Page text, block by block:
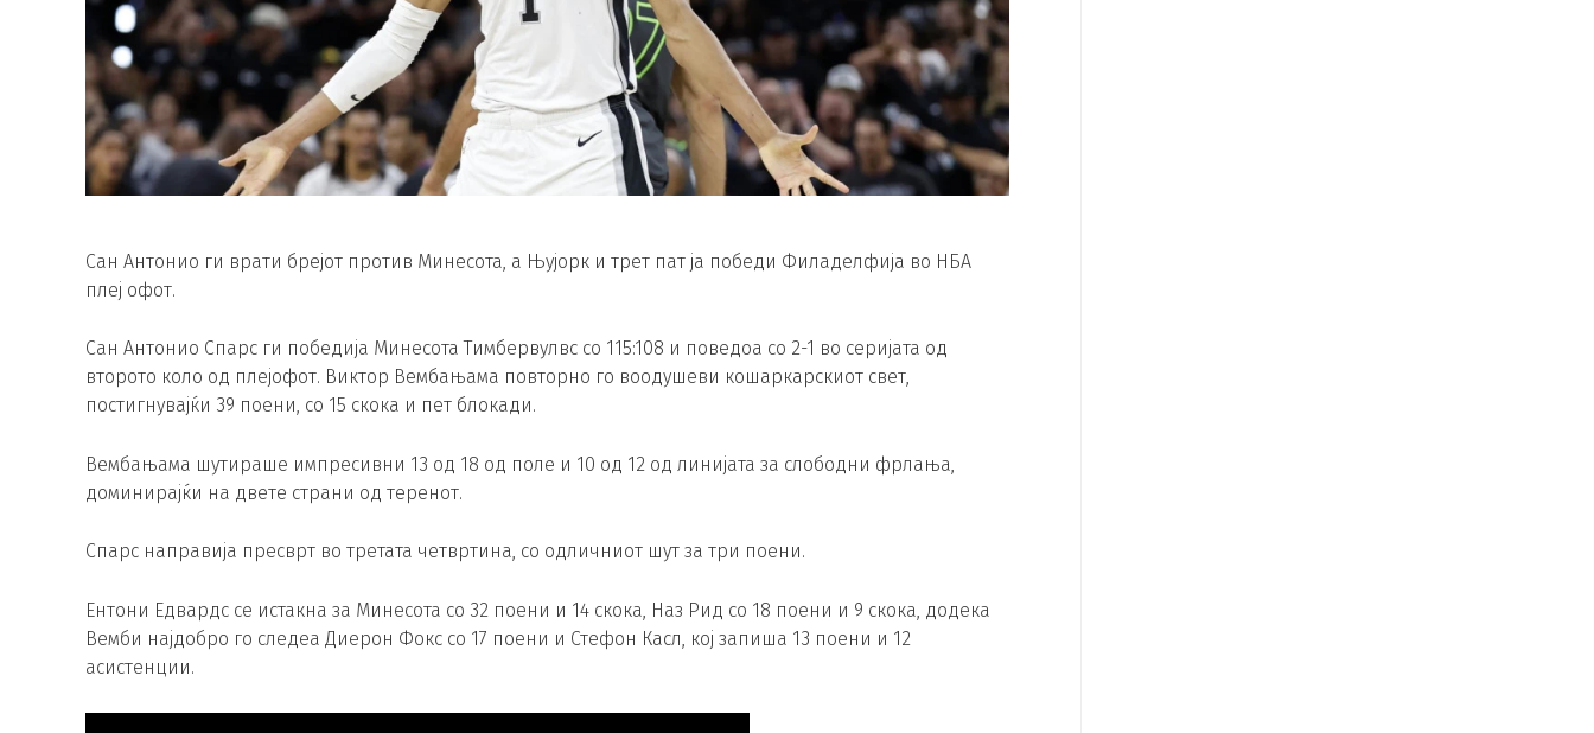
Сан Антонио ги врати брејот против Минесота, а Њујорк и трет пат ја победи Филаделфија во НБА
плеј офот.
Сан Антонио Спарс ги победија Минесота Тимбервулвс со 115:108 и поведоа со 2-1 во серијата од
второто коло од плејофот. Виктор Вембањама повторно го воодушеви кошаркарскиот свет,
постигнувајќи 39 поени, со 15 скока и пет блокади.
Вембањама шутираше импресивни 13 од 18 од поле и 10 од 12 од линијата за слободни фрлања,
доминирајќи на двете страни од теренот.
Спарс направија пресврт во третата четвртина, со одличниот шут за три поени.
Ентони Едвардс се истакна за Минесота со 32 поени и 14 скока, Наз Рид со 18 поени и 9 скока, додека
Вемби најдобро го следеа Диерон Фокс со 17 поени и Стефон Касл, кој запиша 13 поени и 12
асистенции.